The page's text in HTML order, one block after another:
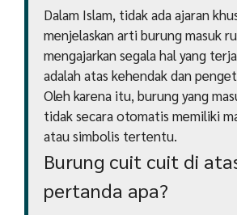
Dalam Islam, tidak ada ajaran
menjelaskan arti burung masuk
mengajarkan segala hal yang
adalah atas kehendak dan
Oleh karena itu, burung yang
tidak secara otomatis memiliki
atau simbolis tertentu.
Burung cuit cuit di
pertanda apa?